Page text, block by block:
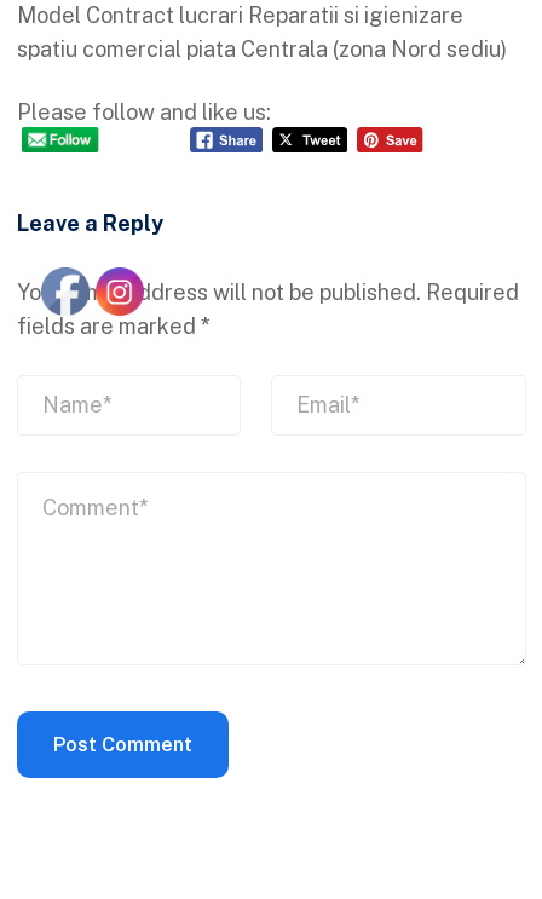
Model Contract lucrari Reparatii si igienizare
spatiu comercial piata Centrala (zona Nord sediu)
Please follow and like us:
Leave a Reply
Your email address will not be published. Required
fields are marked *